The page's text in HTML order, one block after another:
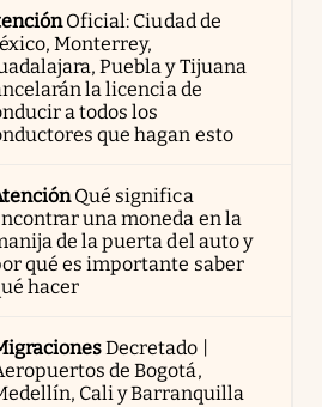
Oficial: Ciudad de
Monterrey,
Puebla y Tijuana
la licencia de
a todos los
que hagan esto
Qué significa
una moneda en la
de la puerta del auto y
qué es importante saber
hacer
Decretado |
de Bogotá,
Cali y Barranquilla